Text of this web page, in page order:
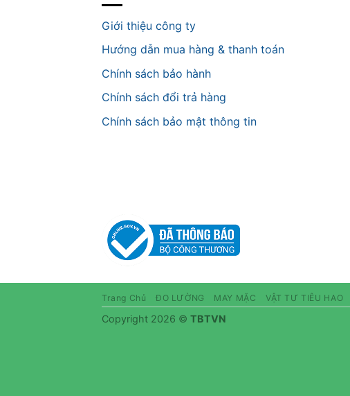
Giới thiệu công ty
Hướng dẫn mua hàng & thanh toán
Chính sách bảo hành
Chính sách đổi trả hàng
Chính sách bảo mật thông tin
Trang Chủ ĐO LƯỜNG MAY MẶC VẬT TƯ TIÊU HAO
Copyright 2026 © TBTVN